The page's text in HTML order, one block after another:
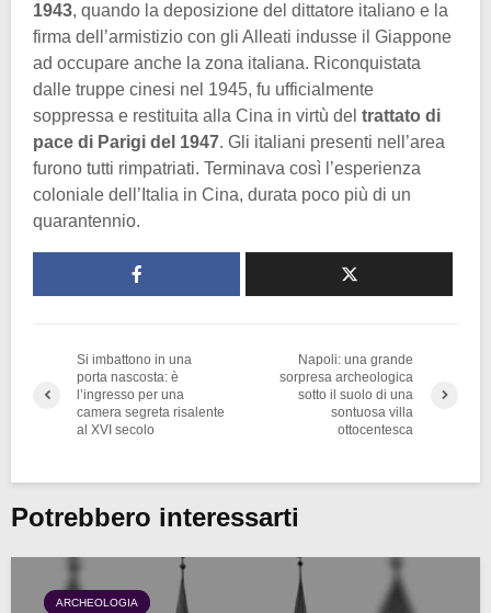
1943, quando la deposizione del dittatore italiano e la
firma dell’armistizio con gli Alleati indusse il Giappone
ad occupare anche la zona italiana. Riconquistata
dalle truppe cinesi nel 1945, fu ufficialmente
soppressa e restituita alla Cina in virtù del trattato di
pace di Parigi del 1947. Gli italiani presenti nell’area
furono tutti rimpatriati. Terminava così l’esperienza
coloniale dell’Italia in Cina, durata poco più di un
quarantennio.
Si imbattono in una
porta nascosta: è
l’ingresso per una
camera segreta risalente
al XVI secolo
Napoli: una grande
sorpresa archeologica
sotto il suolo di una
sontuosa villa
ottocentesca
Potrebbero interessarti
ARCHEOLOGIA